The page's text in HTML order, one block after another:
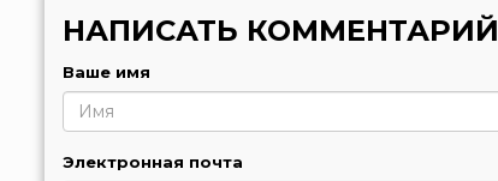
НАПИСАТЬ КОММЕНТАРИЙ
Ваше имя
Электронная почта